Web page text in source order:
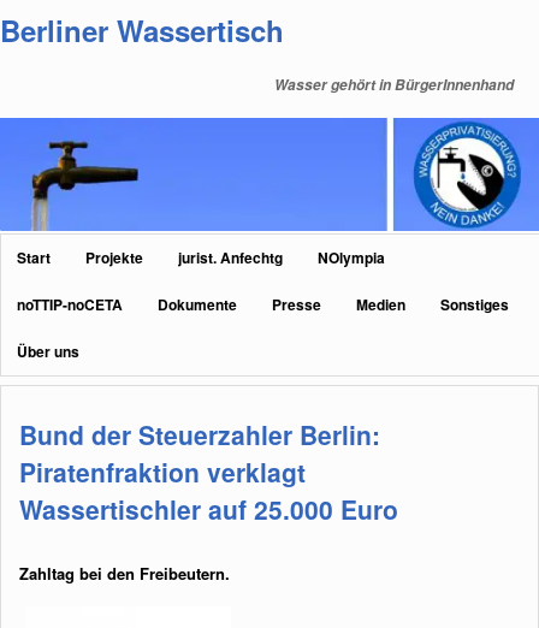
primären
sekundären
Berliner Wassertisch
Wasser gehört in BürgerInnenhand
Hauptmenü
Start Projekte jurist. Anfechtg NOlympia
noTTIP-noCETA Dokumente Presse Medien Sonstiges
Über uns
Bund der Steuerzahler Berlin:
Piratenfraktion verklagt
Wassertischler auf 25.000 Euro
Zahltag bei den Freibeutern.